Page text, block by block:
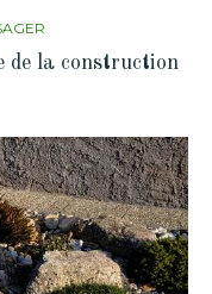
de la construction